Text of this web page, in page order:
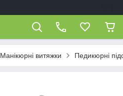
Манікюрні витяжки Педикюрні